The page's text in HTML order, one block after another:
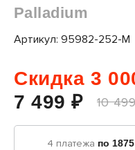
Palladium
Артикул: 95982-252-M
Скидка 3
7 499 ₽
10
4 платежа по